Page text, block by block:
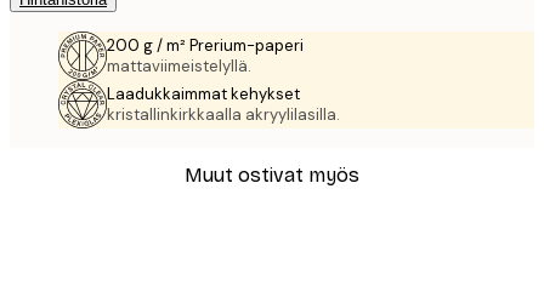
200 g / m² Prerium-paperi
mattaviimeistelyllä.
Laadukkaimmat kehykset
kristallinkirkkaalla akryylilasilla.
Muut ostivat myös